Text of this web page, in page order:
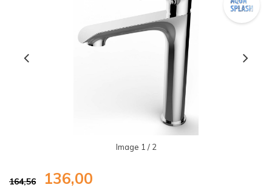
Image 1 / 2
164,56 136,00